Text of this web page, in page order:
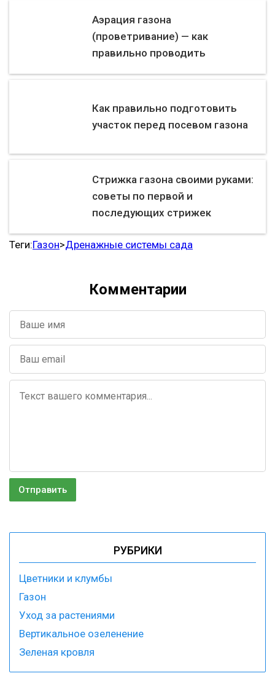
РУБРИКИ
Цветники и клумбы
Газон
Уход за растениями
Вертикальное озеленение
Зеленая кровля
Аэрация газона
(проветривание) — как
правильно проводить
Как правильно подготовить
участок перед посевом газона
Стрижка газона своими руками:
советы по первой и
последующих стрижек
Теги:Газон>Дренажные системы сада
Комментарии